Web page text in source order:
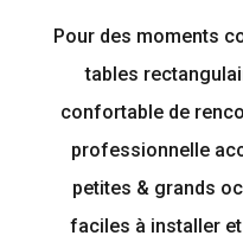
Pour des moments
tables
confortable de
professionnelle
petites & grands
faciles à installer